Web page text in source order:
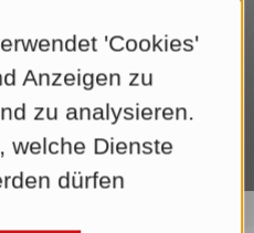
abonnieren
'Cookies'
Anzeigen zu
zu analysieren.
welche Dienste
dürfen